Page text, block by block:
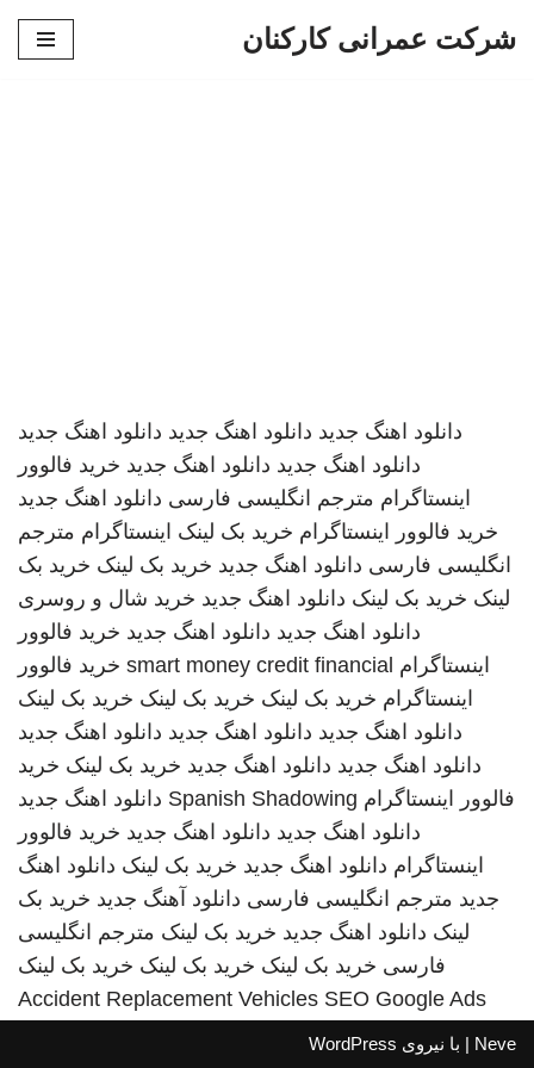
شرکت عمرانی کارکنان
دانلود اهنگ جدید دانلود اهنگ جدید دانلود اهنگ جدید
دانلود اهنگ جدید دانلود اهنگ جدید خرید فالوور
اینستاگرام مترجم انگلیسی فارسی دانلود اهنگ جدید
خرید فالوور اینستاگرام خرید بک لینک اینستاگرام مترجم
انگلیسی فارسی دانلود اهنگ جدید خرید بک لینک خرید بک
لینک خرید بک لینک دانلود اهنگ جدید خرید شال و روسری
دانلود اهنگ جدید دانلود اهنگ جدید خرید فالوور
اینستاگرام smart money credit financial خرید فالوور
اینستاگرام خرید بک لینک خرید بک لینک خرید بک لینک
دانلود اهنگ جدید دانلود اهنگ جدید دانلود اهنگ جدید
دانلود اهنگ جدید دانلود اهنگ جدید خرید بک لینک خرید
فالوور اینستاگرام Spanish Shadowing دانلود اهنگ جدید
دانلود اهنگ جدید دانلود اهنگ جدید خرید فالوور
اینستاگرام دانلود اهنگ جدید خرید بک لینک دانلود اهنگ
جدید مترجم انگلیسی فارسی دانلود آهنگ جدید خرید بک
لینک دانلود اهنگ جدید خرید بک لینک مترجم انگلیسی
فارسی خرید بک لینک خرید بک لینک خرید بک لینک
Accident Replacement Vehicles SEO Google Ads
Neve | با نیروی WordPress